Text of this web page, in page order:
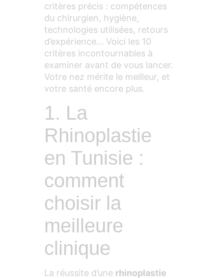
critères précis : compétences
du chirurgien, hygiène,
technologies utilisées, retours
d’expérience… Voici les 10
critères incontournables à
examiner avant de vous lancer.
Votre nez mérite le meilleur, et
votre santé encore plus.
1. La
Rhinoplastie
en Tunisie :
comment
choisir la
meilleure
clinique
La réussite d’une rhinoplastie